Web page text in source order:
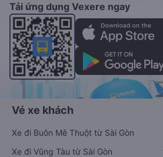
Tải ứng dụng Vexere ngay
Vé xe khách
Xe đi Buôn Mê Thuột từ Sài Gòn
Xe đi Vũng Tàu từ Sài Gòn